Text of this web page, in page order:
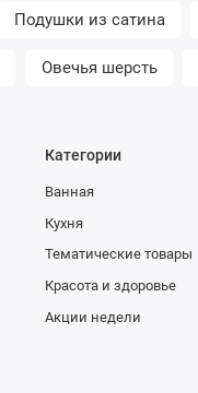
Подушки из сатина
Овечья шерсть
Категории
Ванная
Кухня
Тематические товары
Красота и здоровье
Акции недели